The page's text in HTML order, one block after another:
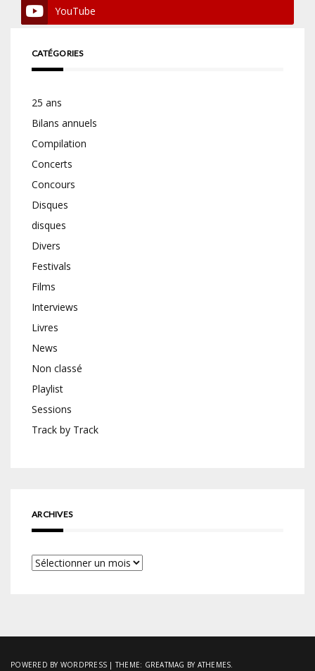
YouTube
CATÉGORIES
25 ans
Bilans annuels
Compilation
Concerts
Concours
Disques
disques
Divers
Festivals
Films
Interviews
Livres
News
Non classé
Playlist
Sessions
Track by Track
ARCHIVES
Archives
POWERED BY WORDPRESS |THEME: GREATMAG BY ATHEMES.